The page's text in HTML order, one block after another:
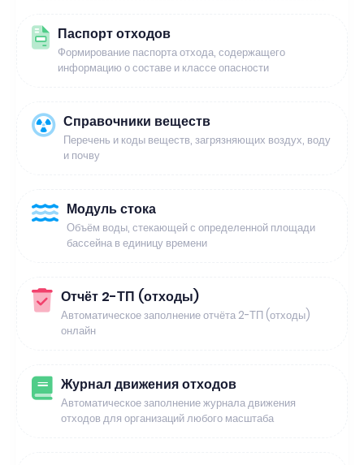
Паспорт отходов
Формирование паспорта отхода, содержащего
информацию о составе и классе опасности
Справочники веществ
Перечень и коды веществ, загрязняющих воздух, воду
и почву
Модуль стока
Объём воды, стекающей с определенной площади
бассейна в единицу времени
Отчёт 2-ТП (отходы)
Автоматическое заполнение отчёта 2-ТП (отходы)
онлайн
Журнал движения отходов
Автоматическое заполнение журнала движения
отходов для организаций любого масштаба